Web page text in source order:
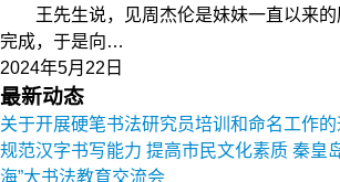
王先生说，见周杰伦是妹妹一直以来的
完成，于是向…
2024年5月22日
最新动态
关于开展硬笔书法研究员培训和命名工作的
规范汉字书写能力 提高市民文化素质 秦皇
海”大书法教育交流会